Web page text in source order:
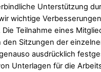
Unterstützung
wichtige
Teilnahme eines
den Sitzungen der
ausdrücklich
Unterlagen für die